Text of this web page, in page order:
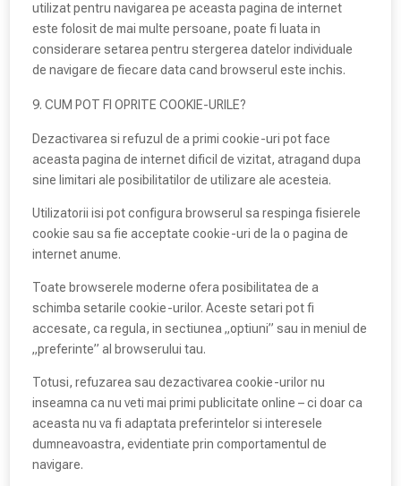
utilizat pentru navigarea pe aceasta pagina de internet
este folosit de mai multe persoane, poate fi luata in
considerare setarea pentru stergerea datelor individuale
de navigare de fiecare data cand browserul este inchis.
CUM POT FI OPRITE COOKIE-URILE?
Dezactivarea si refuzul de a primi cookie-uri pot face
aceasta pagina de internet dificil de vizitat, atragand dupa
sine limitari ale posibilitatilor de utilizare ale acesteia.
Utilizatorii isi pot configura browserul sa respinga fisierele
cookie sau sa fie acceptate cookie-uri de la o pagina de
internet anume.
Toate browserele moderne ofera posibilitatea de a
schimba setarile cookie-urilor. Aceste setari pot fi
accesate, ca regula, in sectiunea „optiuni” sau in meniul de
„preferinte” al browserului tau.
Totusi, refuzarea sau dezactivarea cookie-urilor nu
inseamna ca nu veti mai primi publicitate online – ci doar ca
aceasta nu va fi adaptata preferintelor si interesele
dumneavoastra, evidentiate prin comportamentul de
navigare.